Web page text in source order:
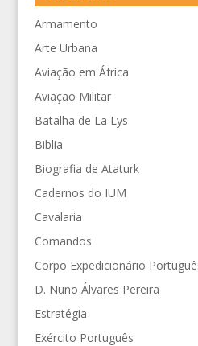
Armamento
Arte Urbana
Aviação em África
Aviação Militar
Batalha de La Lys
Biblia
Biografia de Ataturk
Cadernos do IUM
Cavalaria
Comandos
Corpo Expedicionário
D. Nuno Álvares Pereira
Estratégia
Exército Português